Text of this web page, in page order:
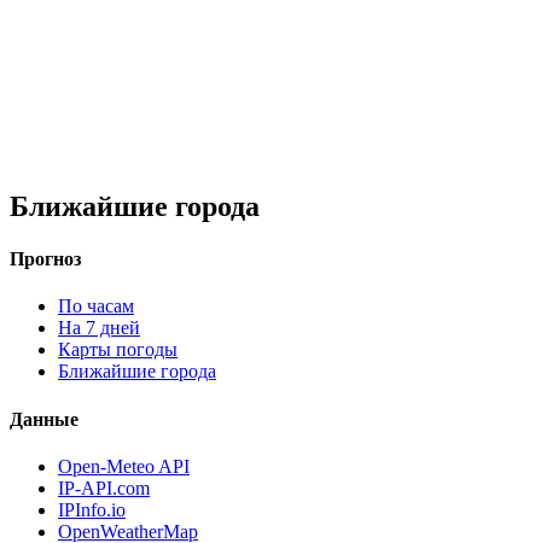
Ближайшие города
Прогноз
По часам
На 7 дней
Карты погоды
Ближайшие города
Данные
Open-Meteo API
IP-API.com
IPInfo.io
OpenWeatherMap